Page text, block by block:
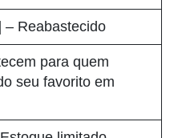
– Reabastecido
para quem
seu favorito em